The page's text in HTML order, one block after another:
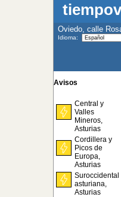
Oviedo, calle
Idioma:
Avisos
Central y
Valles
Mineros,
Asturias
Cordillera y
Picos de
Europa,
Asturias
Suroccidental
asturiana,
Asturias